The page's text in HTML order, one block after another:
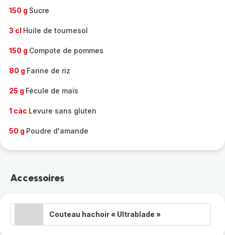
150 g Sucre
3 cl Huile de tournesol
150 g Compote de pommes
80 g Farine de riz
25 g Fécule de maïs
1 càc Levure sans gluten
50 g Poudre d'amande
Accessoires
Couteau hachoir « Ultrablade »